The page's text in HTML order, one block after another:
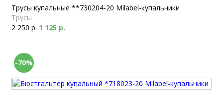
Трусы купальные **730204-20 Milabel-купальники
Трусы
2 250 р. 1 125 р.
-70%